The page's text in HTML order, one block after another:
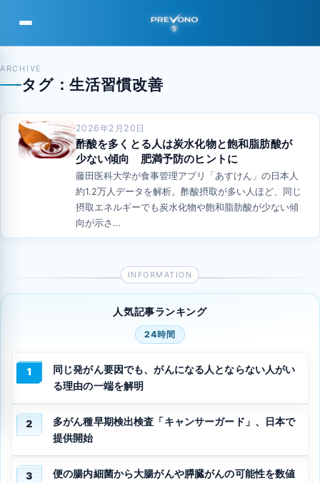
PREVONO
ARCHIVE
タグ：生活習慣改善
2026年2月20日
酢酸を多くとる人は炭水化物と飽和脂肪酸が
少ない傾向 肥満予防のヒントに
藤田医科大学が食事管理アプリ「あすけん」の日本人
約1.2万人データを解析。酢酸摂取が多い人ほど、同じ
摂取エネルギーでも炭水化物や飽和脂肪酸が少ない傾
向が示さ…
人気記事ランキング
24時間
1
同じ発がん要因でも、がんになる人とならない人がい
る理由の一端を解明
2
多がん種早期検出検査「キャンサーガード」、日本で
提供開始
3
便の腸内細菌から大腸がんや膵臓がんの可能性を数値